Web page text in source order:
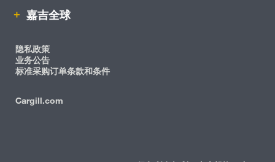
嘉吉全球
隐私政策
业务公告
标准采购订单条款和条件
Cargill.com